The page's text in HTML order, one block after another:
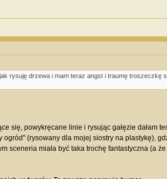
rysuję drzewa i mam teraz angst i traumę troszeczkę
się, powykręcane linie i rysując gałęzie dałam
(rysowany dla mojej siostry na plastykę),
sceneria miała być taka trochę fantastyczna (a